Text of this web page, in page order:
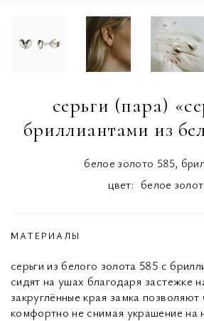
серьги (пара)
бриллиантами из
белое золото 585,
цвет: белое
МАТЕРИАЛЫ
серьги из белого золота 585 с
сидят на ушах благодаря застежке
закруглённые края замка позволяют
комфортно не снимая украшение на